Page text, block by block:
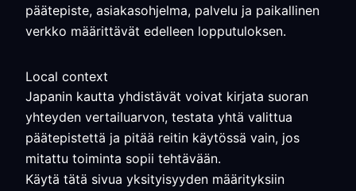
päätepiste, asiakasohjelma, palvelu ja paikallinen
verkko määrittävät edelleen lopputuloksen.
Local context
Japanin kautta yhdistävät voivat kirjata suoran
yhteyden vertailuarvon, testata yhtä valittua
päätepistettä ja pitää reitin käytössä vain, jos
mitattu toiminta sopii tehtävään.
Käytä tätä sivua yksityisyyden määrityksiin